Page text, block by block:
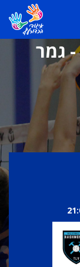
- גמר